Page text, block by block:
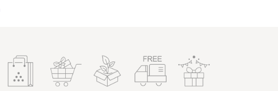
護政策（Privacy Policy），以協助您